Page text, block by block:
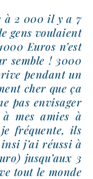
à 2 000 il y a 7
gens vou­laient
Euros n’est
semble ! 3000
pen­dant un
cher que ça
pas envi­sa­ger
à mes amies à
fré­quente, ils
j’ai réus­si à
jusqu’aux 3
tout le monde